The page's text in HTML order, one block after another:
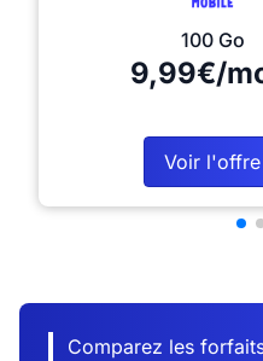
100 Go
9,99€/
Voir l'offre
Comparez les